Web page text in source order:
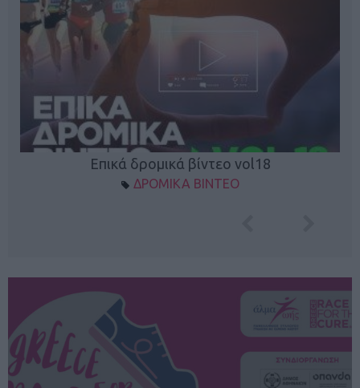
Επικά δρομικά βίντεο vol18
ΔΡΟΜΙΚΑ ΒΙΝΤΕΟ